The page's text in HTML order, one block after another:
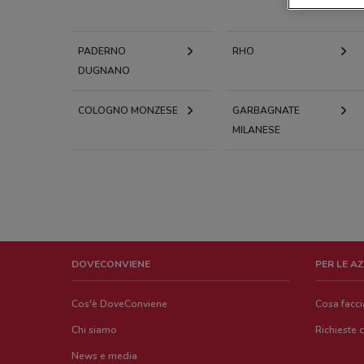
PADERNO
DUGNANO
RHO
COLOGNO MONZESE
GARBAGNATE
MILANESE
DOVECONVIENE
Cos'è DoveConviene
Chi siamo
News e media
PER LE
Cosa
Richieste